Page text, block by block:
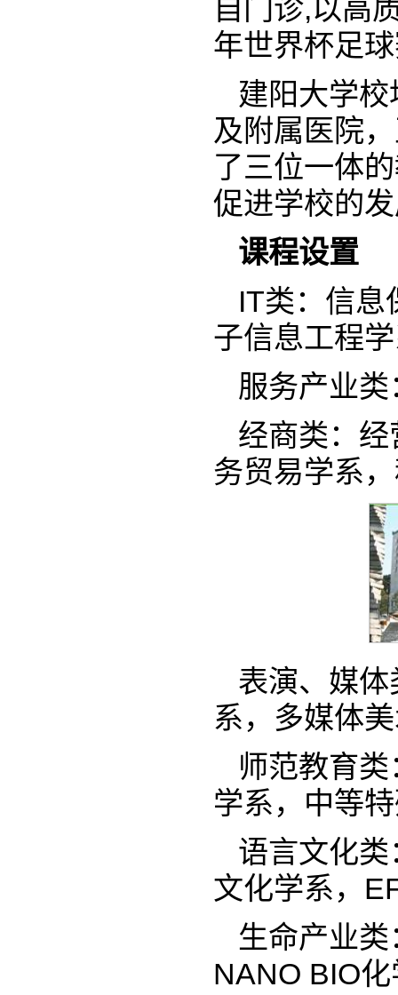
自门诊,以高
年世界杯足
建阳大学
及附属医院
了三位一体
促进学校的
课程设置
IT类：信息
子信息工程
服务产业
经商类：
务贸易学系
表演、媒
系，多媒体
师范教育
学系，中等
语言文化
文化学系，
生命产业
NANO BIO